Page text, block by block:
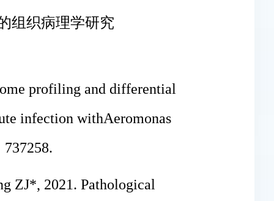
组织病理学研究
profiling and differential
infection withAeromonas
ZJ*, 2021. Pathological